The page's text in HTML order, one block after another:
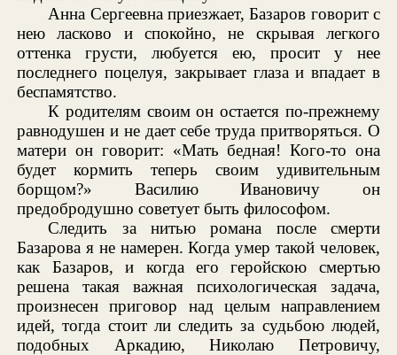
Анна Сергеевна приезжает, Базаров говорит с
нею ласково и спокойно, не скрывая легкого
оттенка грусти, любуется ею, просит у нее
последнего поцелуя, закрывает глаза и впадает в
беспамятство.
К родителям своим он остается по-прежнему
равнодушен и не дает себе труда притворяться. О
матери он говорит: «Мать бедная! Кого-то она
будет кормить теперь своим удивительным
борщом?» Василию Ивановичу он
предобродушно советует быть философом.
Следить за нитью романа после смерти
Базарова я не намерен. Когда умер такой человек,
как Базаров, и когда его геройскою смертью
решена такая важная психологическая задача,
произнесен приговор над целым направлением
идей, тогда стоит ли следить за судьбою людей,
подобных Аркадию, Николаю Петровичу,